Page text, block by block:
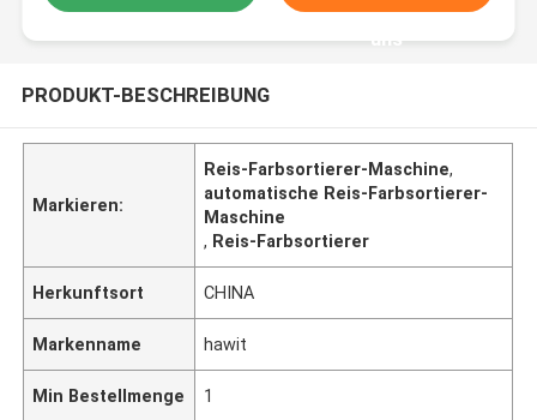
uns
PRODUKT-BESCHREIBUNG
Markieren:
Reis-Farbsortierer-Maschine,
automatische Reis-Farbsortierer-
Maschine
, Reis-Farbsortierer
Herkunftsort CHINA
Markenname hawit
Min Bestellmenge 1